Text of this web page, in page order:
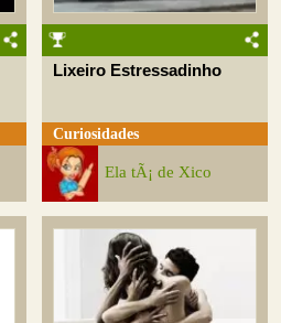
Lixeiro Estressadinho
Curiosidades
Ela tÃ¡ de Xico